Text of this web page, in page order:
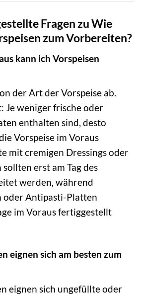
Fragen zu Wie
zum Vorbereiten?
kann ich Vorspeisen
der Art der Vorspeise ab.
Je weniger frische oder
enthalten sind, desto
Vorspeise im Voraus
mit cremigen Dressings oder
erst am Tag des
werden, während
oder Antipasti-Platten
im Voraus fertiggestellt
eignen sich am besten zum
eignen sich ungefüllte oder